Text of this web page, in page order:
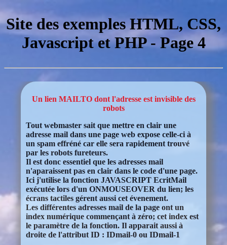
Site des exemples HTML, CSS,
Javascript et PHP - Page 4
Un lien MAILTO dont l'adresse est invisible des
robots
Tout webmaster sait que mettre en clair une
adresse mail dans une page web expose celle-ci à
un spam effréné car elle sera rapidement trouvé
par les robots fureteurs.
Il est donc essentiel que les adresses mail
n'aparaissent pas en clair dans le code d'une page.
Ici j'utilise la fonction JAVASCRIPT EcritMail
exécutée lors d'un ONMOUSEOVER du lien; les
écrans tactiles gérent aussi cet évenement.
Les différentes adresses mail de la page ont un
index numérique commençant à zéro; cet index est
le paramètre de la fonction. Il apparait aussi à
droite de l'attribut ID : IDmail-0 ou IDmail-1